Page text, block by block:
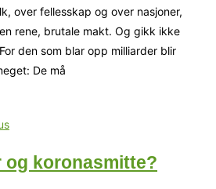
over fellesskap og over nasjoner,
rene, brutale makt. Og gikk ikke
den som blar opp milliarder blir
De må
koronasmitte?